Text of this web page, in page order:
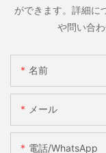
ができます。詳細に
や問い合
名前
メール
電話/WhatsApp